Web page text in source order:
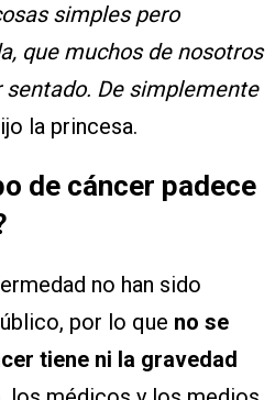
simples pero
que muchos de nosotros
De simplemente
la princesa.
de cáncer padece
no han sido
por lo que no se
tiene ni la gravedad